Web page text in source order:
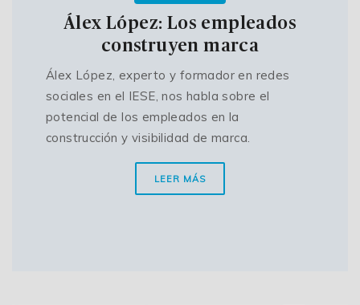
Álex López: Los empleados
construyen marca
Álex López, experto y formador en redes
sociales en el IESE, nos habla sobre el
potencial de los empleados en la
construcción y visibilidad de marca.
LEER MÁS